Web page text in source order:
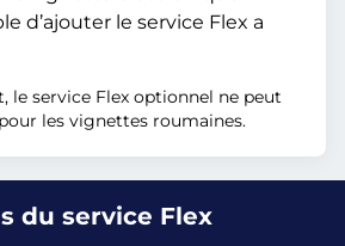
d’ajouter le service Flex a
le service Flex optionnel ne peut
les vignettes roumaines.
du service Flex